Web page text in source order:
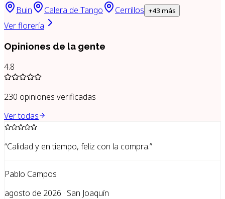
Buin Calera de Tango Cerrillos +43 más
Ver florería
Opiniones de la gente
4.8
230 opiniones verificadas
Ver todas
“Calidad y en tiempo, feliz con la compra.”
Pablo Campos
agosto de 2026 · San Joaquín